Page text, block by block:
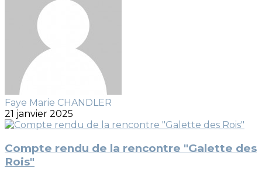
Faye Marie CHANDLER
21 janvier 2025
Compte rendu de la rencontre "Galette des
Rois"